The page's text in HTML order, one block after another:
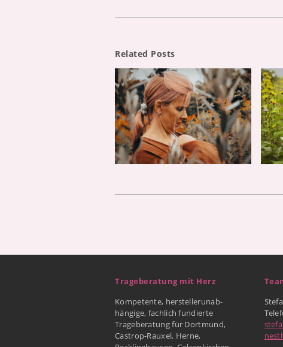
Related Posts
Trageberatung mit Herz
Kompetente, herstellerunab-
hängige, fachlich fundierte
Trageberatung für Dortmund,
Castrop-Rauxel, Herne,